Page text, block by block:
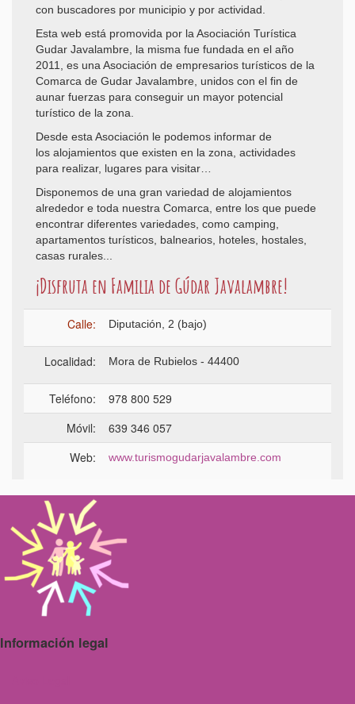
con buscadores por municipio y por actividad.
Esta web está promovida por la Asociación Turística
Gudar Javalambre, la misma fue fundada en el año
2011, es una Asociación de empresarios turísticos de la
Comarca de Gudar Javalambre, unidos con el fin de
aunar fuerzas para conseguir un mayor potencial
turístico de la zona.
Desde esta Asociación le podemos informar de
los alojamientos que existen en la zona, actividades
para realizar, lugares para visitar…
Disponemos de una gran variedad de alojamientos
alrededor e toda nuestra Comarca, entre los que puede
encontrar diferentes variedades, como camping,
apartamentos turísticos, balnearios, hoteles, hostales,
casas rurales...
¡Disfruta en Familia de Gúdar Javalambre!
Calle: Diputación, 2 (bajo)
Localidad: Mora de Rubielos - 44400
Teléfono:
978 800 529
Móvil:
639 346 057
Web:
www.turismogudarjavalambre.com
Información legal